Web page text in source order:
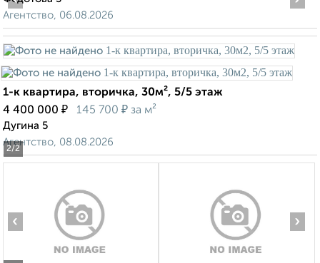
Агентство, 06.08.2026
2/2
1-к квартира, вторичка, 30м², 5/5 этаж
4 400 000 ₽ 145 700 ₽ за м²
Дугина 5
Агентство, 08.08.2026
‹ ›